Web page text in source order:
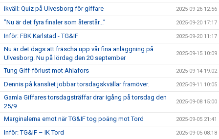
Ikväll: Quiz på Ulvesborg för giffare 2025-09-26 12:56
”Nu är det fyra finaler som återstår...” 2025-09-20 17:17
Inför: FBK Karlstad - TG&IF 2025-09-20 11:17
Nu är det dags att fräscha upp vår fina anläggning på
Ulvesborg. Nu på lördag den 20 september
2025-09-15 10:09
Tung Giff-förlust mot Ahlafors 2025-09-14 19:02
Dennis på kansliet jobbar torsdagskvällar framöver. 2025-09-11 10:05
Gamla Giffares torsdagsträffar drar igång på torsdag den
25/9
2025-09-08 15:00
Marginalerna emot när TG&IF tog poäng mot Tord 2025-09-05 21:41
Inför: TG&IF – IK Tord 2025-09-05 08:18